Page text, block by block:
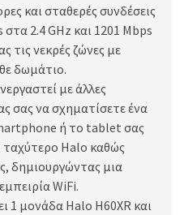
και σταθερές συνδέσεις
2.4 GHz και 1201 Mbps
τις νεκρές ζώνες με
δωμάτιο.
με άλλες
σας να σχηματίσετε ένα
ή το tablet σας
Halo καθώς
δημιουργώντας μια
WiFi.
1 μονάδα Halo H60XR και